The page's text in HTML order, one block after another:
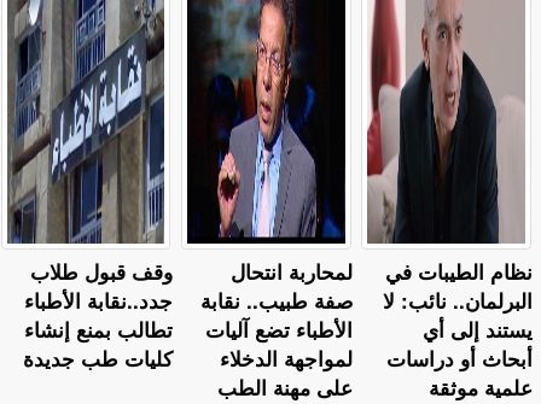
وقف قبول طلاب
جدد..نقابة الأطباء
تطالب بمنع إنشاء
كليات طب جديدة
لمحاربة انتحال
صفة طبيب.. نقابة
الأطباء تضع آليات
لمواجهة الدخلاء
على مهنة الطب
نظام الطيبات في
البرلمان.. نائب: لا
يستند إلى أي
أبحاث أو دراسات
علمية موثقة